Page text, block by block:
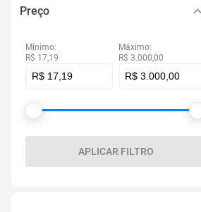
Preço
Mínimo:
R$ 17,19
Máximo:
R$ 3.000,00
APLICAR FILTRO